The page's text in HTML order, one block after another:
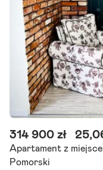
zadzwoń już dziś I umów
Apartament z
Pomorski
314 900 zł